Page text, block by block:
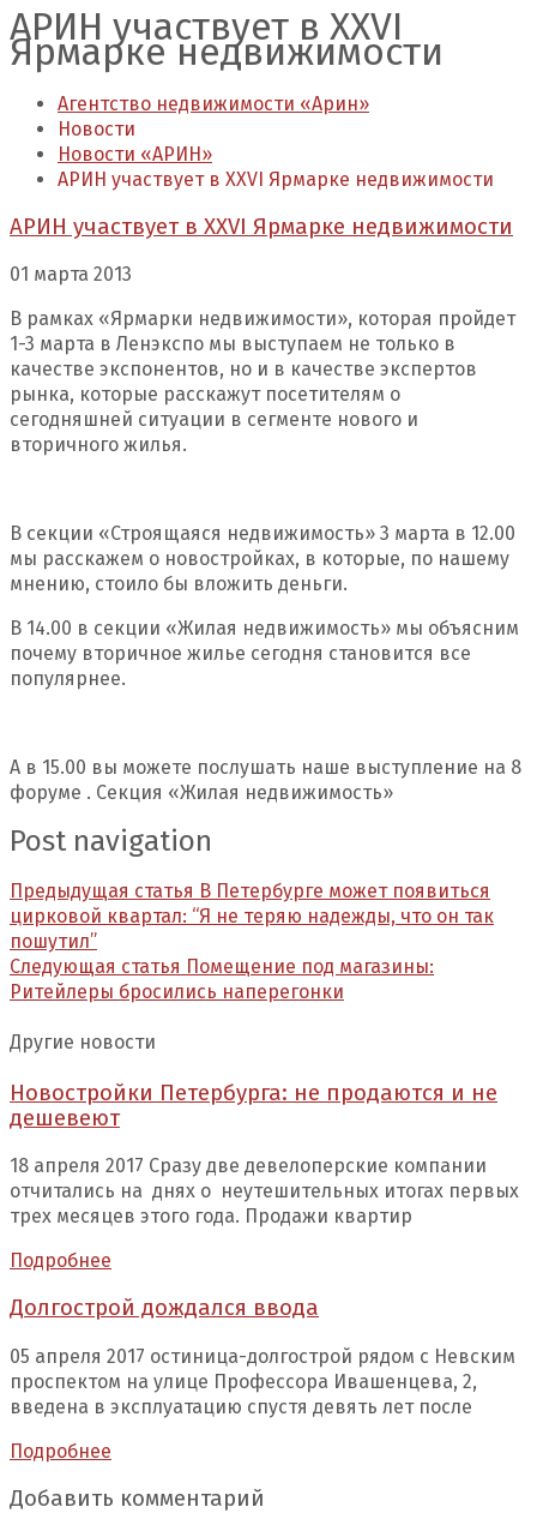
АРИН участвует в XXVI
Ярмарке недвижимости
Агентство недвижимости «Арин»
Новости
Новости «АРИН»
АРИН участвует в XXVI Ярмарке недвижимости
АРИН участвует в XXVI Ярмарке недвижимости
01 марта 2013
В рамках «Ярмарки недвижимости», которая пройдет
1-3 марта в Ленэкспо мы выступаем не только в
качестве экспонентов, но и в качестве экспертов
рынка, которые расскажут посетителям о
сегодняшней ситуации в сегменте нового и
вторичного жилья.
В секции «Строящаяся недвижимость» 3 марта в 12.00
мы расскажем о новостройках, в которые, по нашему
мнению, стоило бы вложить деньги.
В 14.00 в секции «Жилая недвижимость» мы объясним
почему вторичное жилье сегодня становится все
популярнее.
А в 15.00 вы можете послушать наше выступление на 8
форуме . Секция «Жилая недвижимость»
Post navigation
Предыдущая статья В Петербурге может появиться
цирковой квартал: “Я не теряю надежды, что он так
пошутил”
Следующая статья Помещение под магазины:
Ритейлеры бросились наперегонки
Другие новости
Новостройки Петербурга: не продаются и не
дешевеют
18 апреля 2017 Сразу две девелоперские компании
отчитались на днях о неутешительных итогах первых
трех месяцев этого года. Продажи квартир
Подробнее
Долгострой дождался ввода
05 апреля 2017 остиница-долгострой рядом с Невским
проспектом на улице Профессора Ивашенцева, 2,
введена в эксплуатацию спустя девять лет после
Подробнее
Добавить комментарий